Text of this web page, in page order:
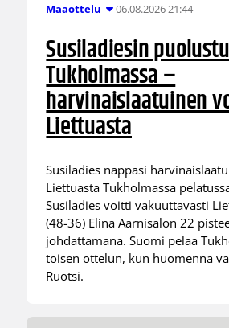
Maaottelu 06.08.2026 21:44
Susiladiesin
Tukholmassa –
harvinaislaatuinen
Liettuasta
Susiladies nappasi
Liettuasta Tukholmassa
Susiladies voitti vakuuttavasti
(48-36) Elina Aarnisalon 22
johdattamana. Suomi pelaa
toisen ottelun, kun huomenna
Ruotsi.